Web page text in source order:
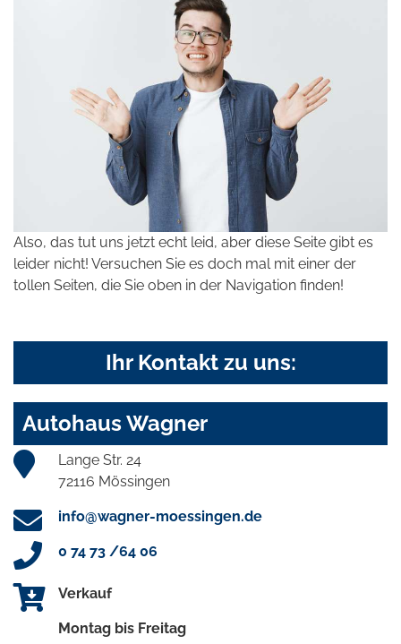
Also, das tut uns jetzt echt leid, aber diese Seite gibt es
leider nicht! Versuchen Sie es doch mal mit einer der
tollen Seiten, die Sie oben in der Navigation finden!
Ihr Kontakt zu uns:
Autohaus Wagner
Lange Str. 24
72116 Mössingen
info@wagner-moessingen.de
0 74 73 /64 06
Verkauf
Montag bis Freitag